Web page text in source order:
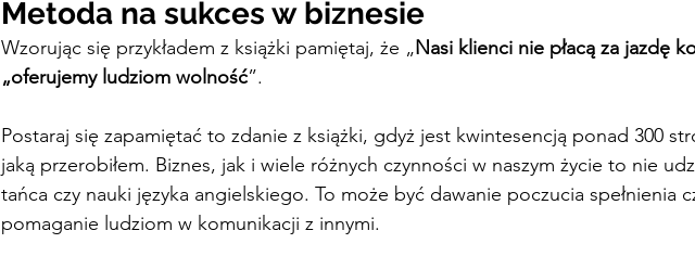
Metoda na sukces w biznesie
Wzorując się przykładem z książki pamiętaj, że „Nasi klienci nie płacą za jazdę
„oferujemy ludziom wolność”.
Postaraj się zapamiętać to zdanie z książki, gdyż jest kwintesencją ponad 300
jaką przerobiłem. Biznes, jak i wiele różnych czynności w naszym życie to nie
tańca czy nauki języka angielskiego. To może być dawanie poczucia spełnienia
pomaganie ludziom w komunikacji z innymi.